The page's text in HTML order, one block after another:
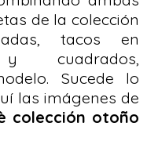
de la colección
tacos en
cuadrados,
Sucede lo
las imágenes de
colección otoño